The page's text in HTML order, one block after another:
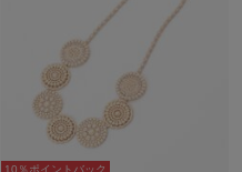
10％ポイントバック